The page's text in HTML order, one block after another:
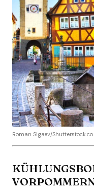
Roman Sigaev/